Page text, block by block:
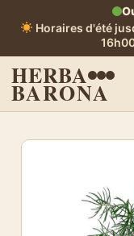
Horaires d'été
HERBA
BARONA